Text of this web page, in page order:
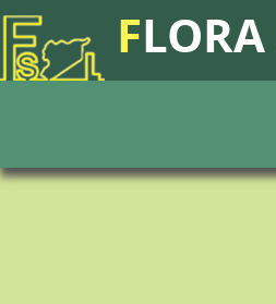
FLORA